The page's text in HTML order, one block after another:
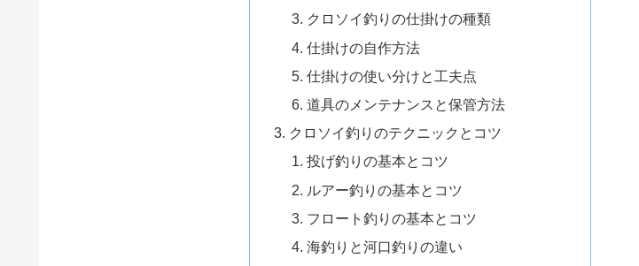
クロソイ釣りの仕掛けの種類
仕掛けの自作方法
仕掛けの使い分けと工夫点
道具のメンテナンスと保管方法
クロソイ釣りのテクニックとコツ
投げ釣りの基本とコツ
ルアー釣りの基本とコツ
フロート釣りの基本とコツ
海釣りと河口釣りの違い